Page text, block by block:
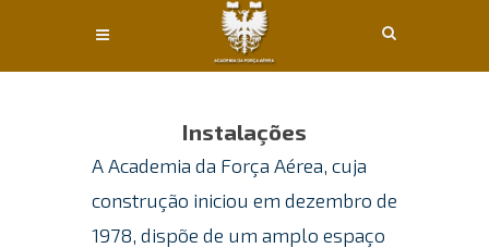
Instalações
A Academia da Força Aérea, cuja
construção iniciou em dezembro de
1978, dispõe de um amplo espaço